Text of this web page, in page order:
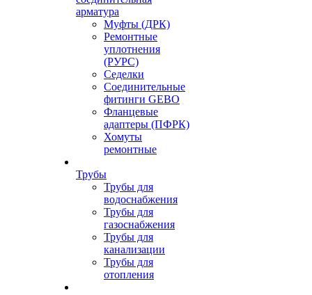
арматура
Муфты (ДРК)
Ремонтные
уплотнения
(РУРС)
Седелки
Соединительные
фитинги GEBO
Фланцевые
адаптеры (ПФРК)
Хомуты
ремонтные
Трубы
Трубы для
водоснабжения
Трубы для
газоснабжения
Трубы для
канализации
Трубы для
отопления